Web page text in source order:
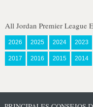
All Jordan Premier League
2026 2025 2024 2023
2017 2016 2015 2014